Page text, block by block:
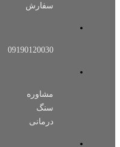
سفارش
09190120030
مشاوره
سنگ
درمانی